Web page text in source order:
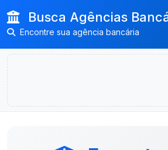
Busca Agências
Encontre sua agência bancária